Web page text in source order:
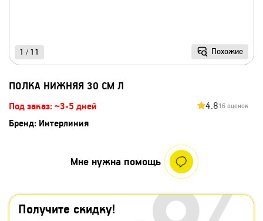
Похожие
1 / 11
ПОЛКА НИЖНЯЯ 30 СМ Л
Под заказ: ~3-5 дней 4.816 оценок
Бренд: Интерлиния
Получите скидку!
Мне нужна помощь